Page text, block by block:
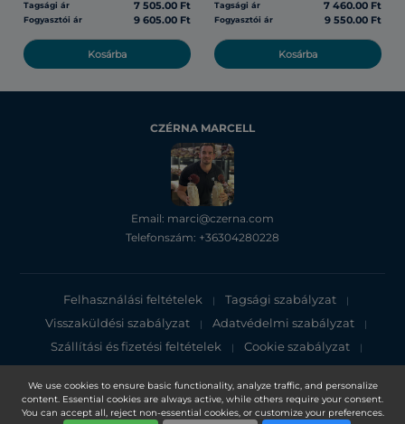
We use cookies to ensure basic functionality, analyze traffic, and personalize
content. Essential cookies are always active, while others require your consent.
You can accept all, reject non-essential cookies, or customize your preferences.
Tagsági ár 7 505.00 Ft
Fogyasztói ár 9 605.00 Ft
Kosárba
Tagsági ár 7 460.00 Ft
Fogyasztói ár 9 550.00 Ft
Kosárba
CZÉRNA MARCELL
Email: marci@czerna.com
Telefonszám: +36304280228
Felhasználási feltételek | Tagsági szabályzat |
Visszaküldési szabályzat | Adatvédelmi szabályzat |
Szállítási és fizetési feltételek | Cookie szabályzat |
Adatvédelmi tájékoztató
Copyright 2025, DXN Holdings Bhd. 199501033918 (363120-V)